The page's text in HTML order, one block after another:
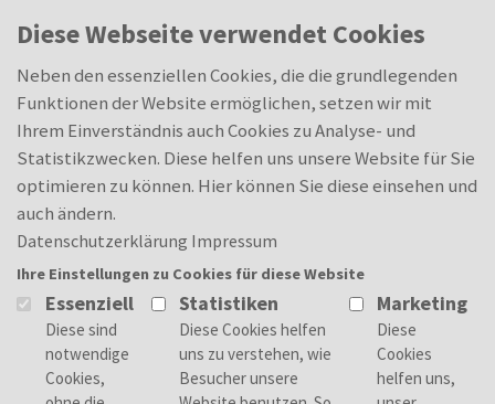
Merkliste
Merkliste
0
Elektroniker für Betriebstechnik
(m/w/d)
Deine Aufgaben
Du übernimmst die Installation und
Anlagen und Systemen. Mit deiner
Expertise bringst du Energie in unsere
Produktion
Du bist verantwortlich für die Wartung
und Reparatur von Maschinen und
Diese Webseite verwendet Cookies
Neben den essenziellen Cookies, die die grundlegenden
Funktionen der Website ermöglichen, setzen wir mit
Ihrem Einverständnis auch Cookies zu Analyse- und
Statistikzwecken. Diese helfen uns unsere Website für Sie
optimieren zu können. Hier können Sie diese einsehen und
auch ändern.
Datenschutzerklärung Impressum
Ihre Einstellungen zu Cookies für diese Website
Essenziell Statistiken Marketing